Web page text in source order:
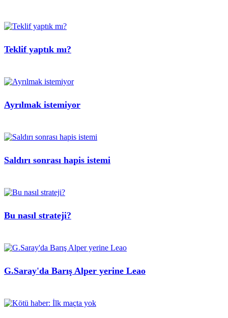
Teklif yaptık mı?
Ayrılmak istemiyor
Saldırı sonrası hapis istemi
Bu nasıl strateji?
G.Saray'da Barış Alper yerine Leao